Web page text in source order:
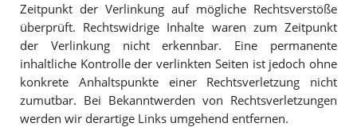
Zeitpunkt der Verlinkung auf mögliche Rechtsverstöße
überprüft. Rechtswidrige Inhalte waren zum Zeitpunkt
der Verlinkung nicht erkennbar. Eine permanente
inhaltliche Kontrolle der verlinkten Seiten ist jedoch ohne
konkrete Anhaltspunkte einer Rechtsverletzung nicht
zumutbar. Bei Bekanntwerden von Rechtsverletzungen
werden wir derartige Links umgehend entfernen.